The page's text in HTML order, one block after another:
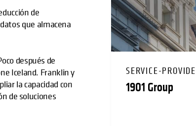
de
que almacena
después de
Iceland. Franklin y
la capacidad con
de soluciones
SERVICE-
1901 Group